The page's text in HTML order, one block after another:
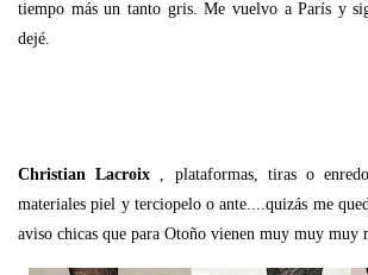
tiempo más un tanto gris. Me vuelvo a París y
dejé.
Christian Lacroix , plataformas, tiras o
materiales piel y terciopelo o ante....quizás me
aviso chicas que para Otoño vienen muy muy muy